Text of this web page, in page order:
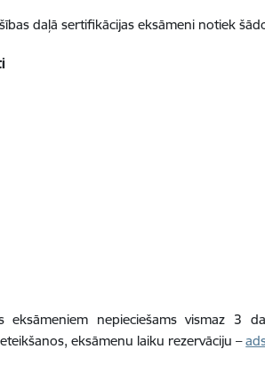
daļā sertifikācijas eksāmeni notiek
eksāmeniem nepieciešams vismaz 3
eksāmenu laiku rezervāciju –